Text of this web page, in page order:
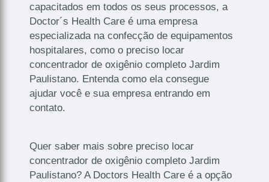
capacitados em todos os seus processos, a
Doctor´s Health Care é uma empresa
especializada na confecção de equipamentos
hospitalares, como o preciso locar
concentrador de oxigênio completo Jardim
Paulistano. Entenda como ela consegue
ajudar você e sua empresa entrando em
contato.
Quer saber mais sobre preciso locar
concentrador de oxigênio completo Jardim
Paulistano? A Doctors Health Care é a opção